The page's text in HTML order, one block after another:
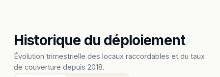
Historique du déploiement
Évolution trimestrielle des locaux raccordables et du taux
de couverture depuis 2018.